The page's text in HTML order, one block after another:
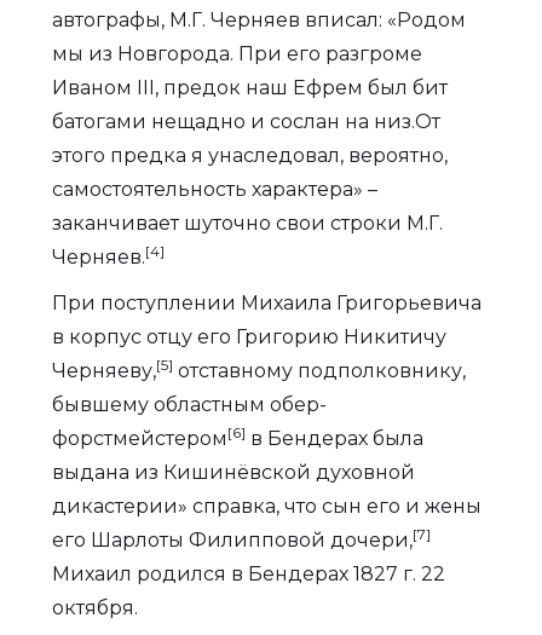
автографы, М.Г. Черняев вписал: «Родом
мы из Новгорода. При его разгроме
Иваном III, предок наш Ефрем был бит
батогами нещадно и сослан на низ.От
этого предка я унаследовал, вероятно,
самостоятельность характера» –
заканчивает шуточно свои строки М.Г.
Черняев.[4]
При поступлении Михаила Григорьевича
в корпус отцу его Григорию Никитичу
Черняеву,[5] отставному подполковнику,
бывшему областным обер-
форстмейстером [6] в Бендерах была
выдана из Кишинёвской духовной
дикастерии» справка, что сын его и жены
его Шарлоты Филипповой дочери,[7]
Михаил родился в Бендерах 1827 г. 22
октября.